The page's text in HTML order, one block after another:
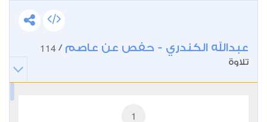
عبدالله الكندري - حفص عن عاصم /
114
تلاوة
1